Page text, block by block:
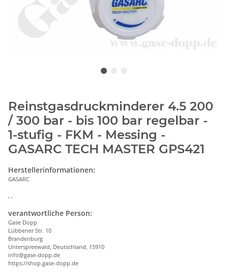
Reinstgasdruckminderer 4.5 200
/ 300 bar - bis 100 bar regelbar -
1-stufig - FKM - Messing -
GASARC TECH MASTER GPS421
Herstellerinformationen:
GASARC
verantwortliche Person:
Gase Dopp
Lübbener Str. 10
Brandenburg
Unterspreewald, Deutschland, 15910
info@gase-dopp.de
https://shop.gase-dopp.de